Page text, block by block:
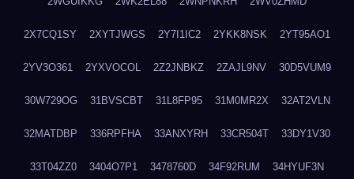
2X7CQ1SY 2XYTJWGS 2Y7I1IC2 2YKK8NSK 2YT95AO1
2YV3O361 2YXVOCOL 2Z2JNBKZ 2ZAJL9NV 30D5VUM9
30W729OG 31BVSCBT 31L8FP95 31M0MR2X 32AT2VLN
32MATDBP 336RPFHA 33ANXYRH 33CR504T 33DY1V30
33T04ZZ0 3404O7P1 3478760D 34F92RUM 34HYUF3N